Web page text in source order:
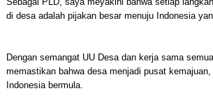
di desa adalah pijakan besar menuju Indonesia
Dengan semangat UU Desa dan kerja sama
memastikan bahwa desa menjadi pusat
Indonesia bermula.